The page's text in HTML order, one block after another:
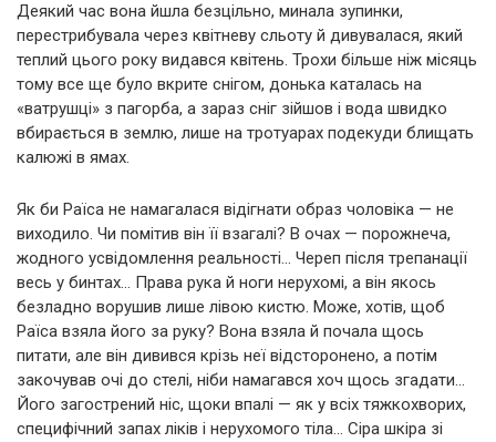
Деякий час вона йшла безцільно, минала зупинки,
перестрибувала через квітневу сльоту й дивувалася, який
теплий цього року видався квітень. Трохи більше ніж місяць
тому все ще було вкрите снігом, донька каталась на
«ватрушці» з пагорба, а зараз сніг зійшов і вода швидко
вбирається в землю, лише на тротуарах подекуди блищать
калюжі в ямах.
Як би Раїса не намагалася відігнати образ чоловіка — не
виходило. Чи помітив він її взагалі? В очах — порожнеча,
жодного усвідомлення реальності… Череп після трепанації
весь у бинтах… Права рука й ноги нерухомі, а він якось
безладно ворушив лише лівою кистю. Може, хотів, щоб
Раїса взяла його за руку? Вона взяла й почала щось
питати, але він дивився крізь неї відсторонено, а потім
закочував очі до стелі, ніби намагався хоч щось згадати…
Його загострений ніс, щоки впалі — як у всіх тяжкохворих,
специфічний запах ліків і нерухомого тіла… Сіра шкіра зі